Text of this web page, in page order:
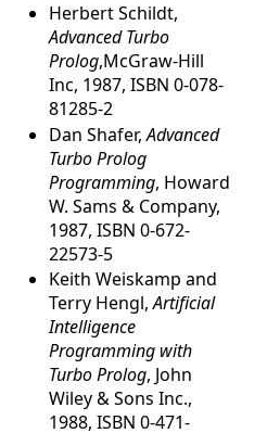
Herbert Schildt,
Advanced Turbo
Prolog,McGraw-Hill
Inc, 1987, ISBN 0-078-
81285-2
Dan Shafer,Advanced
Turbo Prolog
Programming, Howard
W. Sams & Company,
1987, ISBN 0-672-
22573-5
Keith Weiskamp and
Terry Hengl,Artificial
Intelligence
Programming with
Turbo Prolog, John
Wiley & Sons Inc.,
1988, ISBN 0-471-